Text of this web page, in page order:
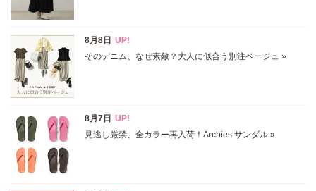
掲載雑誌
価格
表示オプション
すべて